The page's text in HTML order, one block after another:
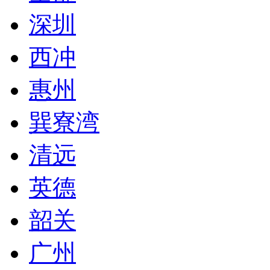
深圳
西冲
惠州
巽寮湾
清远
英德
韶关
广州